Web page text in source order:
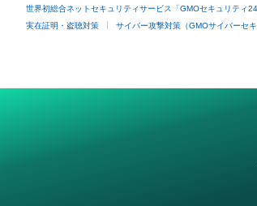
世界初総合ネットセキュリティサービス「GMOセキュリティ24
実在証明・盗聴対策 サイバー攻撃対策（GMOサイバーセ